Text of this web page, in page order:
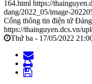
164.html https://
dang/2022_05/image-
Cổng thông tin điện tử
https://thainguyen.dcs.vn/
Thứ ba - 17/05/2022